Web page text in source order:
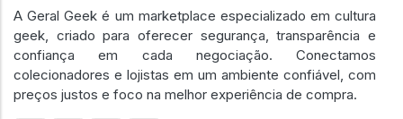
A Geral Geek é um marketplace especializado em cultura
geek, criado para oferecer segurança, transparência e
confiança em cada negociação. Conectamos
colecionadores e lojistas em um ambiente confiável, com
preços justos e foco na melhor experiência de compra.